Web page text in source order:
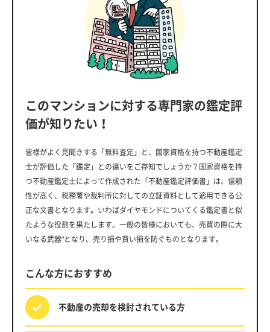
このマンションに対する専門家の鑑定評
価が知りたい！
皆様がよく見聞きする「無料査定」と、国家資格を持つ不動産鑑定
士が評価した「鑑定」との違いをご存知でしょうか？国家資格を持
つ不動産鑑定士によって作成された「不動産鑑定評価書」は、信頼
性が高く、税務署や裁判所に対しての立証資料として適用できる公
正な文書となります。いわばダイヤモンドについてくる鑑定書と似
たような役割を果たします。一般の皆様においても、売買の際に大
いなる武器”となり、売り損や買い損を防ぐものとなります。
こんな方におすすめ
不動産の売却を検討されている方